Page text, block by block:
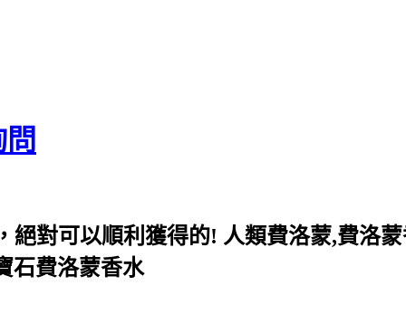
對可以順利獲得的! 人類費洛蒙,費洛
石費洛蒙香水